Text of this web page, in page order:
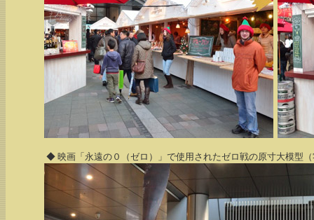
◆ 映画「永遠の０（ゼロ）」で使用されたゼロ戦の原寸大模